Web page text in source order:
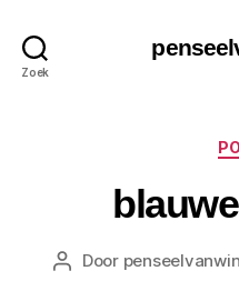
Zoek
Berichtauteur
Door